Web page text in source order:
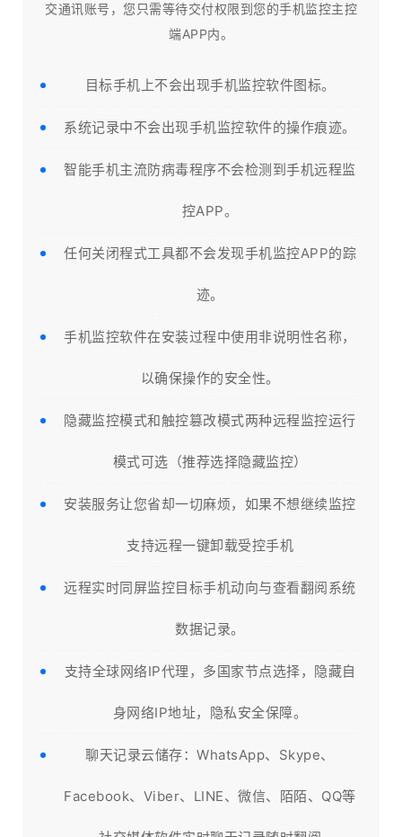
交通讯账号，您只需等待交付权限到您的手机监控主控
端APP内。
目标手机上不会出现手机监控软件图标。
系统记录中不会出现手机监控软件的操作痕迹。
智能手机主流防病毒程序不会检测到手机远程监
控APP。
任何关闭程式工具都不会发现手机监控APP的踪
迹。
手机监控软件在安装过程中使用非说明性名称，
以确保操作的安全性。
隐藏监控模式和触控篡改模式两种远程监控运行
模式可选（推荐选择隐藏监控）
安装服务让您省却一切麻烦，如果不想继续监控
支持远程一键卸载受控手机
远程实时同屏监控目标手机动向与查看翻阅系统
数据记录。
支持全球网络IP代理，多国家节点选择，隐藏自
身网络IP地址，隐私安全保障。
聊天记录云储存：WhatsApp、Skype、
Facebook、Viber、LINE、微信、陌陌、QQ等